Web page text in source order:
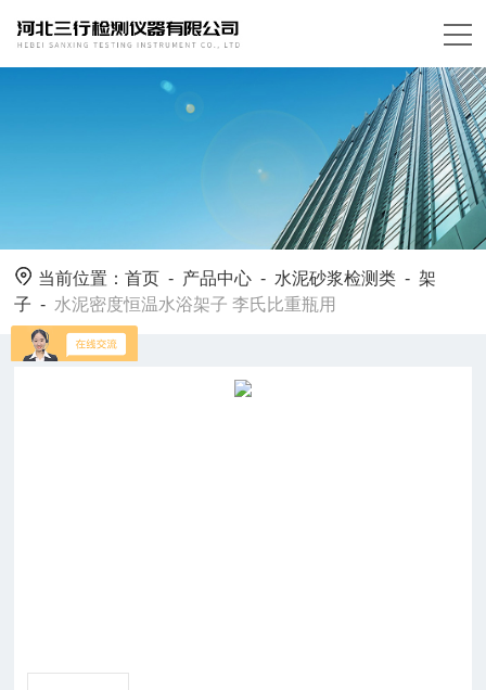
当前位置：首页 - 产品中心 - 水泥砂浆检测类 -架
子 - 水泥密度恒温水浴架子 李氏比重瓶用